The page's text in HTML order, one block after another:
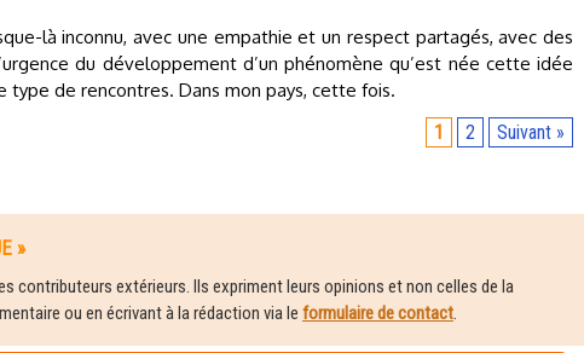
là inconnu, avec une empathie et un respect partagés, avec des
du développement d’un phénomène qu’est née cette idée
type de rencontres. Dans mon pays, cette fois.
1
2 Suivant »
»
contributeurs extérieurs. Ils expriment leurs opinions et non celles de la
ou en écrivant à la rédaction via le formulaire de contact.